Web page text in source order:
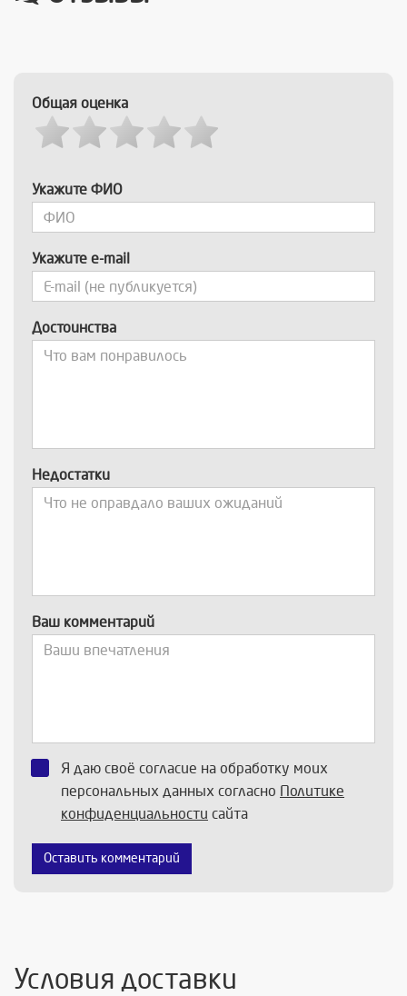
Общая оценка
Укажите ФИО
Укажите e-mail
Достоинства
Недостатки
Ваш комментарий
Я даю своё согласие на обработку моих
персональных данных согласно Политике
конфиденциальности сайта
Оставить комментарий
Условия доставки